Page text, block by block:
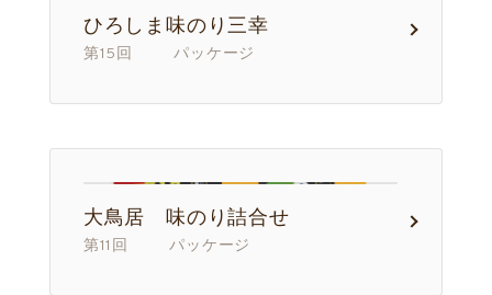
ひろしま味のり三幸
第15回 パッケージ
大鳥居 味のり詰合せ
第11回 パッケージ